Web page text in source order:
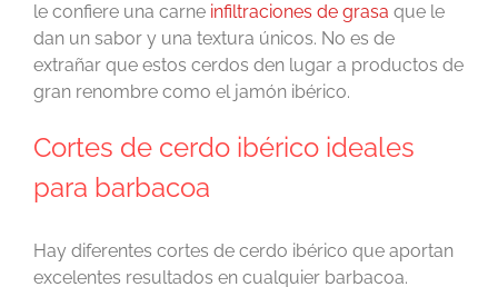
le confiere una carne infiltraciones de grasa que le
dan un sabor y una textura únicos. No es de
extrañar que estos cerdos den lugar a productos de
gran renombre como el jamón ibérico.
Cortes de cerdo ibérico ideales
para barbacoa
Hay diferentes cortes de cerdo ibérico que aportan
excelentes resultados en cualquier barbacoa.